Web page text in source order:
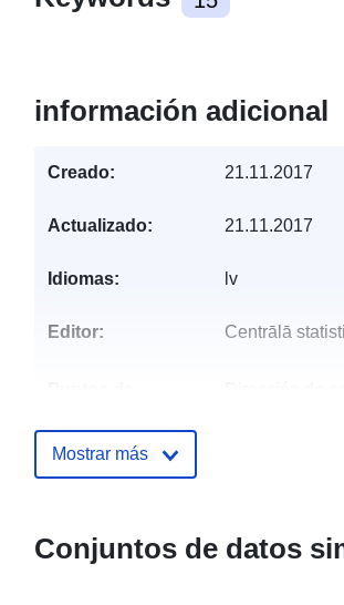
información adicional
Creado: 21.11.2017
Actualizado: 21.11.2017
Idiomas: lv
Editor: Centrālā
Registro del
30 July 2026
Mostrar más
Conjuntos de datos